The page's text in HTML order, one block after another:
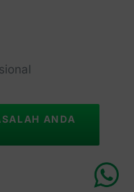
ANDA